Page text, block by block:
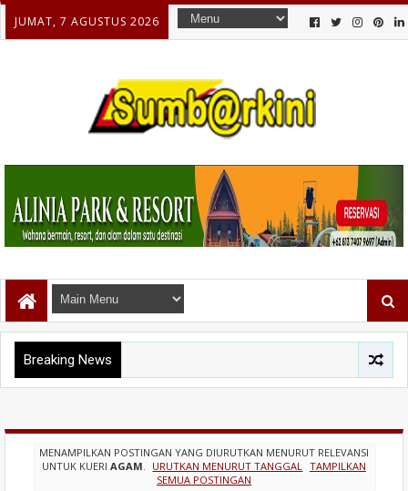
JUMAT, 7 AGUSTUS 2026
Breaking News
MENAMPILKAN POSTINGAN YANG DIURUTKAN MENURUT RELEVANSI
UNTUK KUERIAGAM. URUTKAN MENURUT TANGGAL TAMPILKAN
SEMUA POSTINGAN